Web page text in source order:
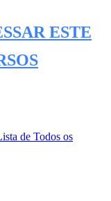
ESTE
de Todos os